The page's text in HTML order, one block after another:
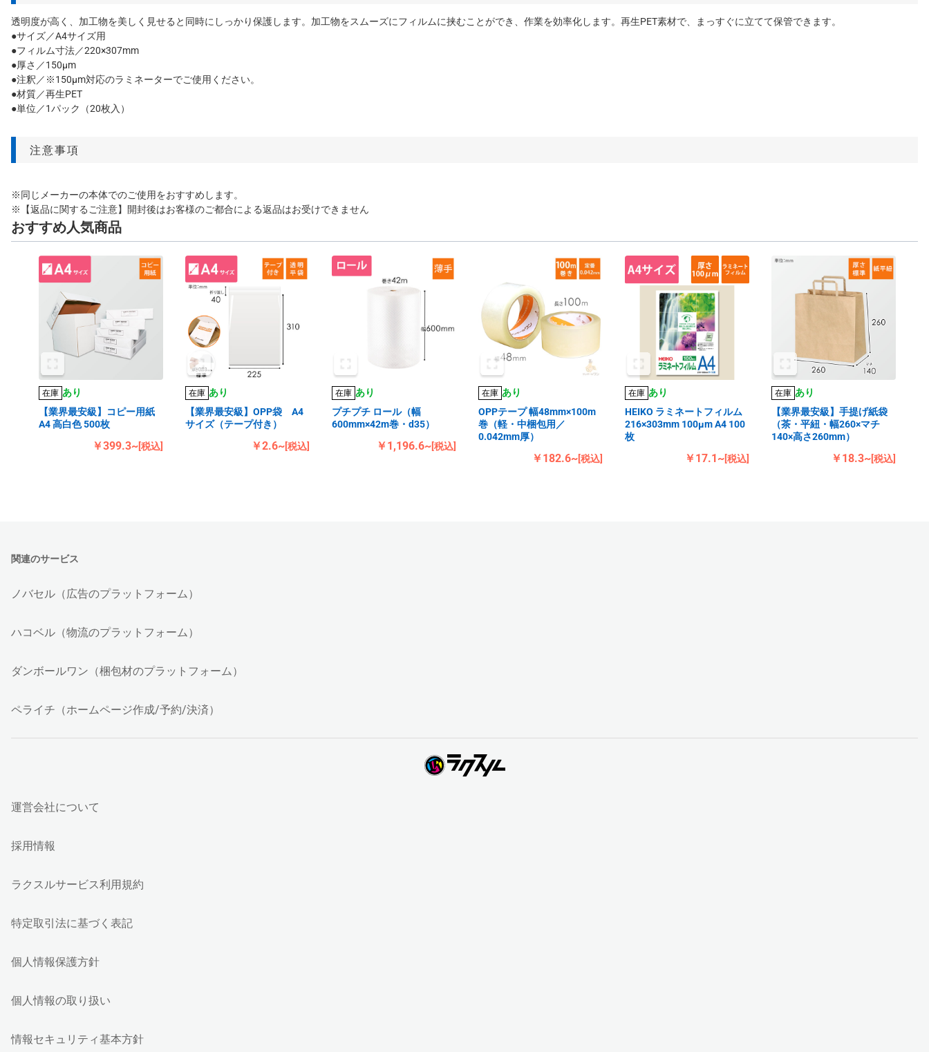
透明度が高く、加工物を美しく見せると同時にしっかり保護します。加工物をスムーズにフィルムに挟むことができ、作業を効率化します。再生PET素材で、まっすぐに立てて保管できます。
●サイズ／A4サイズ用
●フィルム寸法／220×307mm
●厚さ／150μm
●注釈／※150μm対応のラミネーターでご使用ください。
●材質／再生PET
●単位／1パック（20枚入）
注意事項
※同じメーカーの本体でのご使用をおすすめします。
※【返品に関するご注意】開封後はお客様のご都合による返品はお受けできません
おすすめ人気商品
在庫 あり
【業界最安級】コピー用紙
A4 高白色 500枚
￥399.3~[税込]
在庫 あり
【業界最安級】OPP袋 A4
サイズ（テープ付き）
￥2.6~[税込]
在庫 あり
プチプチ ロール（幅
600mm×42m巻・d35）
￥1,196.6~[税込]
在庫 あり
OPPテープ 幅48mm×100m
巻（軽・中梱包用／
0.042mm厚）
￥182.6~[税込]
在庫 あり
HEIKO ラミネートフィルム
216×303mm 100μm A4 100
枚
￥17.1~[税込]
在庫 あり
【業界最安級】手提げ紙袋
（茶・平紐・幅260×マチ
140×高さ260mm）
￥18.3~[税込]
関連のサービス
ノバセル（広告のプラットフォーム）
ハコベル（物流のプラットフォーム）
ダンボールワン（梱包材のプラットフォーム）
ペライチ（ホームページ作成/予約/決済）
運営会社について
採用情報
ラクスルサービス利用規約
特定取引法に基づく表記
個人情報保護方針
個人情報の取り扱い
情報セキュリティ基本方針